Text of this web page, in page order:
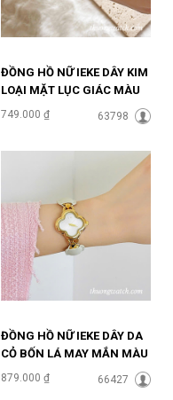
ĐỒNG HỒ NỮ IEKE DÂY KIM
LOẠI MẶT LỤC GIÁC MÀU
TRẮNG ĐHĐ48501
749.000 ₫ 63798
ĐỒNG HỒ NỮ IEKE DÂY DA
CỎ BỐN LÁ MAY MẮN MÀU
TRẮNG ĐHĐ48702
879.000 ₫ 66427